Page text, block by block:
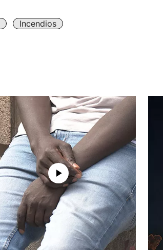
Incendios